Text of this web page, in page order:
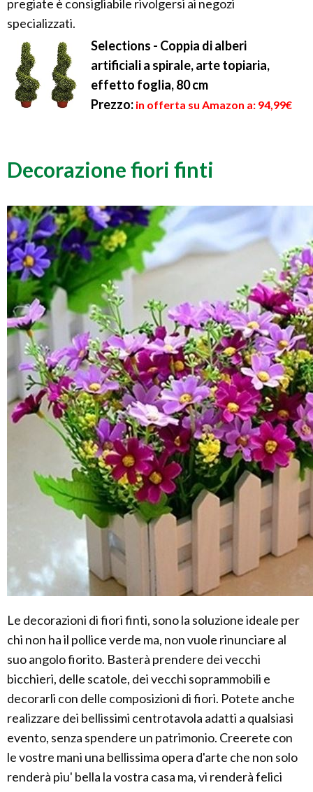
pregiate è consigliabile rivolgersi ai negozi
specializzati.
Selections - Coppia di alberi
artificiali a spirale, arte topiaria,
effetto foglia, 80 cm
Prezzo: in offerta su Amazon a: 94,99€
Decorazione fiori finti
Le decorazioni di fiori finti, sono la soluzione ideale per
chi non ha il pollice verde ma, non vuole rinunciare al
suo angolo fiorito. Basterà prendere dei vecchi
bicchieri, delle scatole, dei vecchi soprammobili e
decorarli con delle composizioni di fiori. Potete anche
realizzare dei bellissimi centrotavola adatti a qualsiasi
evento, senza spendere un patrimonio. Creerete con
le vostre mani una bellissima opera d'arte che non solo
renderà piu' bella la vostra casa ma, vi renderà felici